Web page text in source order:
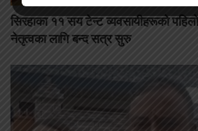
सिरहाका ११ सय टेन्ट व्यवसायीहरूको
नेतृत्वका लागि बन्द सत्र सुरु